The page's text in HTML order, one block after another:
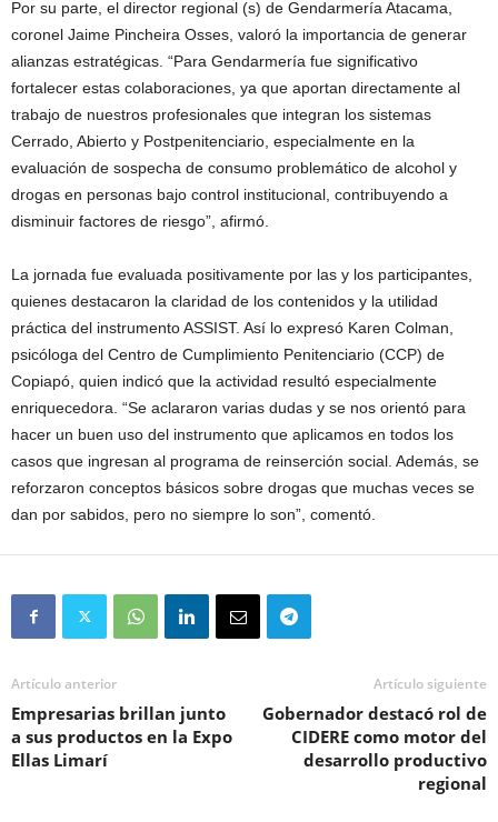
Por su parte, el director regional (s) de Gendarmería Atacama,
coronel Jaime Pincheira Osses, valoró la importancia de generar
alianzas estratégicas. “Para Gendarmería fue significativo
fortalecer estas colaboraciones, ya que aportan directamente al
trabajo de nuestros profesionales que integran los sistemas
Cerrado, Abierto y Postpenitenciario, especialmente en la
evaluación de sospecha de consumo problemático de alcohol y
drogas en personas bajo control institucional, contribuyendo a
disminuir factores de riesgo”, afirmó.
La jornada fue evaluada positivamente por las y los participantes,
quienes destacaron la claridad de los contenidos y la utilidad
práctica del instrumento ASSIST. Así lo expresó Karen Colman,
psicóloga del Centro de Cumplimiento Penitenciario (CCP) de
Copiapó, quien indicó que la actividad resultó especialmente
enriquecedora. “Se aclararon varias dudas y se nos orientó para
hacer un buen uso del instrumento que aplicamos en todos los
casos que ingresan al programa de reinserción social. Además, se
reforzaron conceptos básicos sobre drogas que muchas veces se
dan por sabidos, pero no siempre lo son”, comentó.
Artículo anterior
Empresarias brillan junto
a sus productos en la Expo
Ellas Limarí
Artículo siguiente
Gobernador destacó rol de
CIDERE como motor del
desarrollo productivo
regional